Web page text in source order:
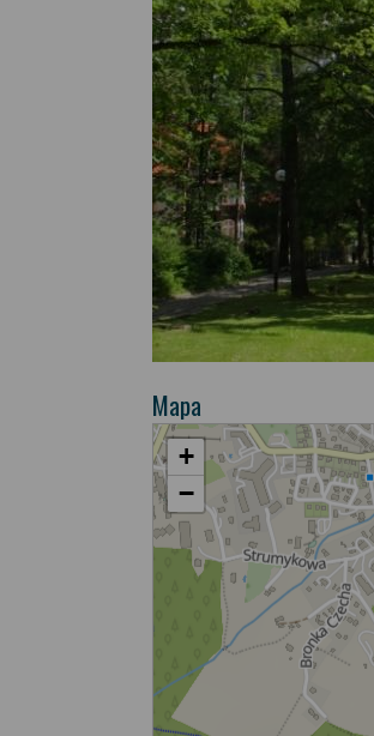
Mapa
+
−